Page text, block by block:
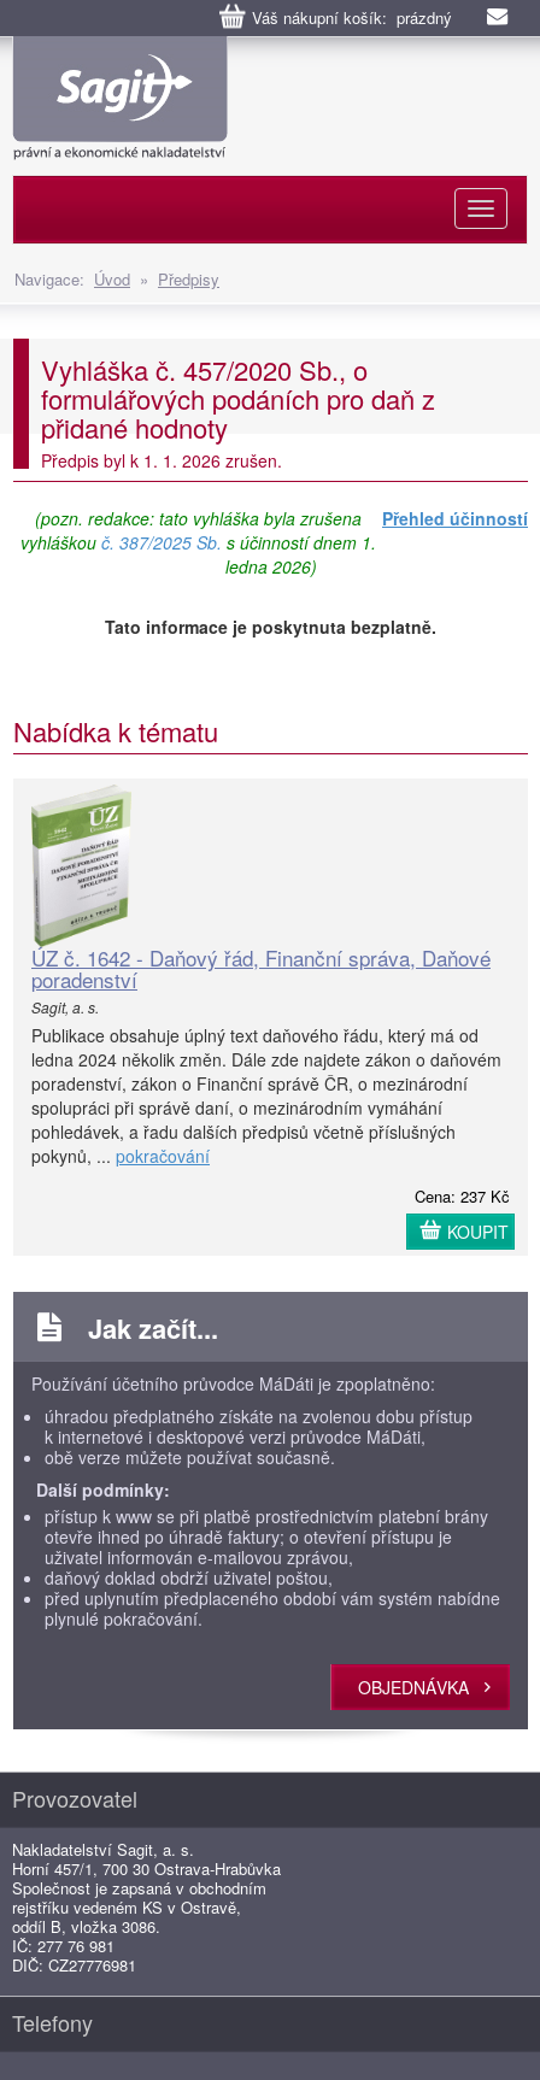
Váš nákupní košík: prázdný
Navigace: Úvod » Předpisy
Vyhláška č. 457/2020 Sb., o
formulářových podáních pro daň z
přidané hodnoty
Předpis byl k 1. 1. 2026 zrušen.
Přehled účinností
(pozn. redakce: tato vyhláška byla zrušena
vyhláškou č. 387/2025 Sb. s účinností dnem 1.
ledna 2026)
Tato informace je poskytnuta bezplatně.
Nabídka k tématu
ÚZ č. 1642 - Daňový řád, Finanční správa, Daňové
poradenství
Sagit, a. s.
Publikace obsahuje úplný text daňového řádu, který má od
ledna 2024 několik změn. Dále zde najdete zákon o daňovém
poradenství, zákon o Finanční správě ČR, o mezinárodní
spolupráci při správě daní, o mezinárodním vymáhání
pohledávek, a řadu dalších předpisů včetně příslušných
pokynů, ... pokračování
Cena: 237 Kč
KOUPIT
Jak začít...
Používání účetního průvodce MáDáti je zpoplatněno:
úhradou předplatného získáte na zvolenou dobu přístup
k internetové i desktopové verzi průvodce MáDáti,
obě verze můžete používat současně.
Další podmínky:
přístup k www se při platbě prostřednictvím platební brány
otevře ihned po úhradě faktury; o otevření přístupu je
uživatel informován e-mailovou zprávou,
daňový doklad obdrží uživatel poštou,
před uplynutím předplaceného období vám systém nabídne
plynulé pokračování.
OBJEDNÁVKA
Provozovatel
Nakladatelství Sagit, a. s.
Horní 457/1, 700 30 Ostrava-Hrabůvka
Společnost je zapsaná v obchodním
rejstříku vedeném KS v Ostravě,
oddíl B, vložka 3086.
IČ: 277 76 981
DIČ: CZ27776981
Telefony